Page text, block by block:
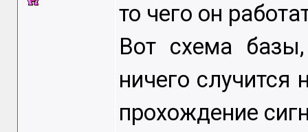
то чего он
Вот схема
ничего случится
прохождение